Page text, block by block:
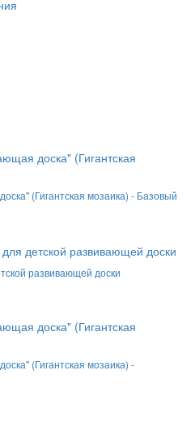
(Гигантская мозаика) - Базовый
развивающей доски
(Гигантская мозаика) -